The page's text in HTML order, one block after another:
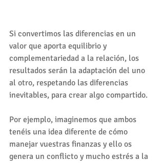
Si convertimos las diferencias en un
valor que aporta equilibrio y
complementariedad a la relación, los
resultados serán la adaptación del uno
al otro, respetando las diferencias
inevitables, para crear algo compartido.
Por ejemplo, imaginemos que ambos
tenéis una idea diferente de cómo
manejar vuestras finanzas y ello os
genera un conflicto y mucho estrés a la